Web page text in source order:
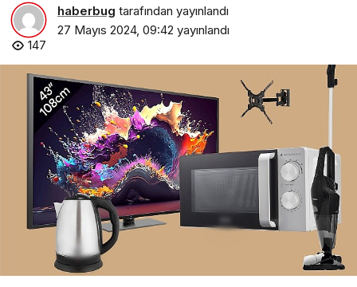
haberbug tarafından yayınlandı
27 Mayıs 2024, 09:42 yayınlandı
147